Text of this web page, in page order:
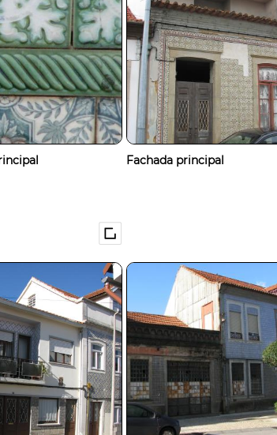
Fachada principal